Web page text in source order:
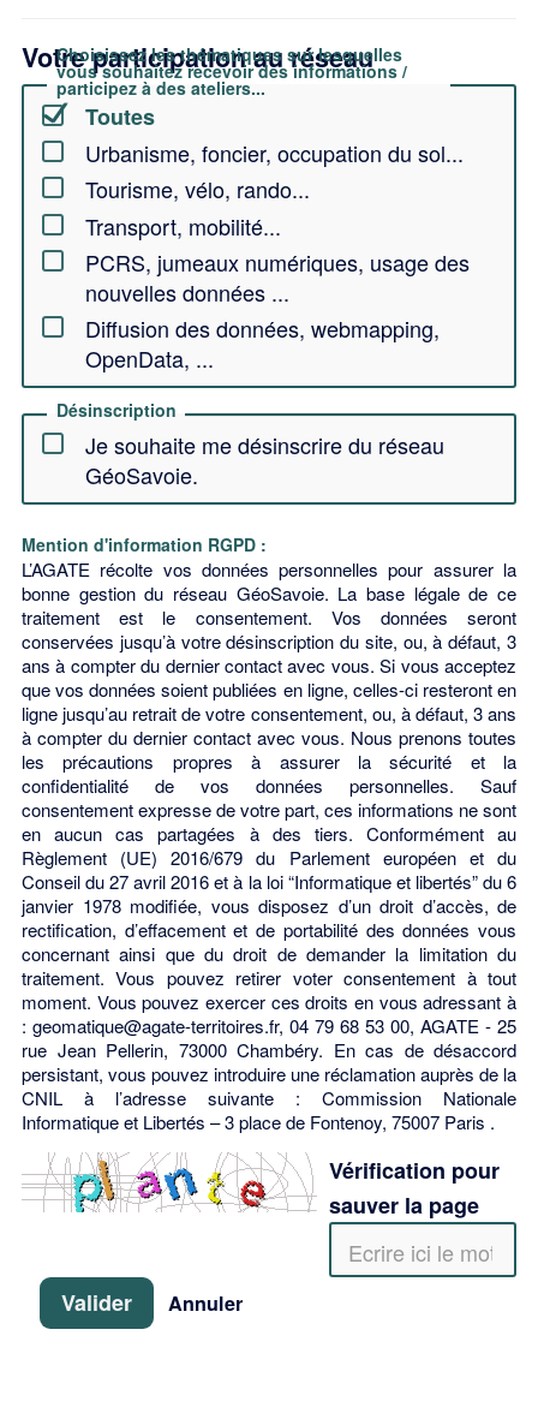
Votre participation au réseau
Choisissez les thématiques sur lesquelles
vous souhaitez recevoir des informations /
participez à des ateliers...
Toutes
Urbanisme, foncier, occupation du sol...
Tourisme, vélo, rando...
Transport, mobilité...
PCRS, jumeaux numériques, usage des
nouvelles données ...
Diffusion des données, webmapping,
OpenData, ...
Désinscription
Je souhaite me désinscrire du réseau
GéoSavoie.
Mention d'information RGPD :
L’AGATE récolte vos données personnelles pour assurer la
bonne gestion du réseau GéoSavoie. La base légale de ce
traitement est le consentement. Vos données seront
conservées jusqu’à votre désinscription du site, ou, à défaut, 3
ans à compter du dernier contact avec vous. Si vous acceptez
que vos données soient publiées en ligne, celles-ci resteront en
ligne jusqu’au retrait de votre consentement, ou, à défaut, 3 ans
à compter du dernier contact avec vous. Nous prenons toutes
les précautions propres à assurer la sécurité et la
confidentialité de vos données personnelles. Sauf
consentement expresse de votre part, ces informations ne sont
en aucun cas partagées à des tiers. Conformément au
Règlement (UE) 2016/679 du Parlement européen et du
Conseil du 27 avril 2016 et à la loi “Informatique et libertés” du 6
janvier 1978 modifiée, vous disposez d’un droit d’accès, de
rectification, d’effacement et de portabilité des données vous
concernant ainsi que du droit de demander la limitation du
traitement. Vous pouvez retirer voter consentement à tout
moment. Vous pouvez exercer ces droits en vous adressant à
: geomatique@agate-territoires.fr, 04 79 68 53 00, AGATE - 25
rue Jean Pellerin, 73000 Chambéry. En cas de désaccord
persistant, vous pouvez introduire une réclamation auprès de la
CNIL à l’adresse suivante : Commission Nationale
Informatique et Libertés – 3 place de Fontenoy, 75007 Paris .
Vérification pour
sauver la page
Valider Annuler